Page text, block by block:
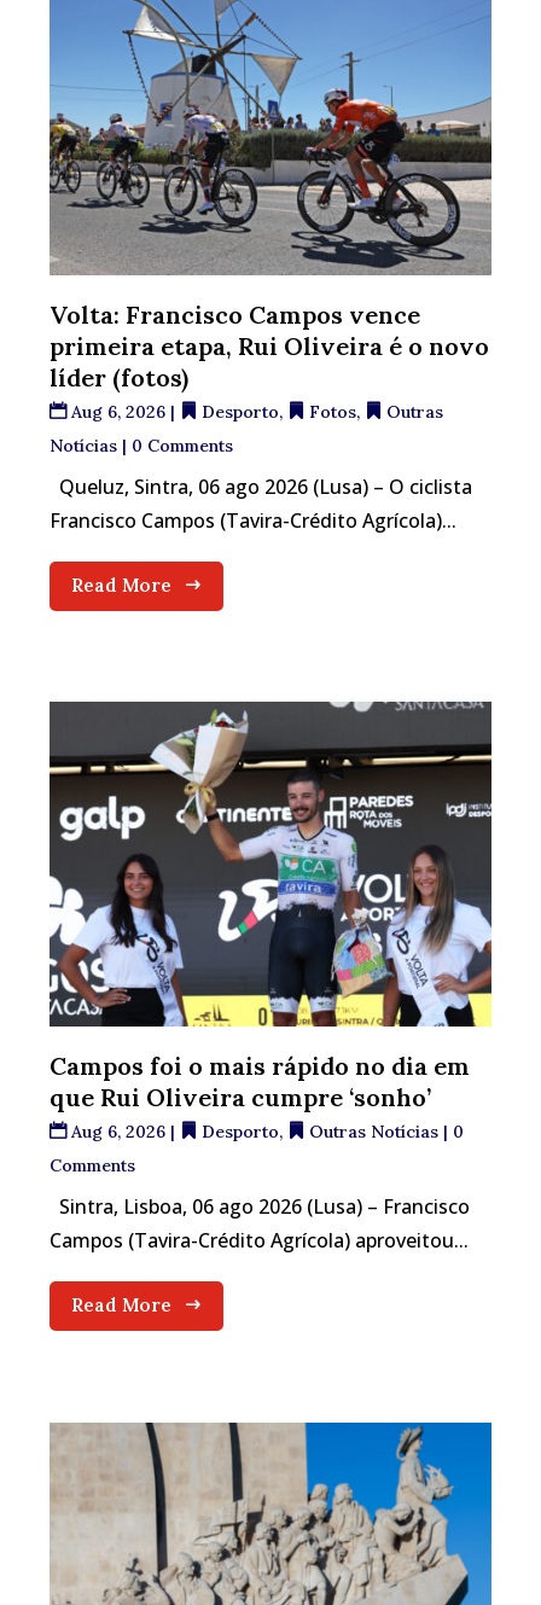
Volta: Francisco Campos vence
primeira etapa, Rui Oliveira é o novo
líder (fotos)
Aug 6, 2026 | Desporto, Fotos,
Outras
Notícias | 0 Comments
Queluz, Sintra, 06 ago 2026 (Lusa) – O ciclista
Francisco Campos (Tavira-Crédito Agrícola)...
Read More
Campos foi o mais rápido no dia em
que Rui Oliveira cumpre ‘sonho’
Aug 6, 2026 | Desporto, Outras Notícias | 0
Comments
Sintra, Lisboa, 06 ago 2026 (Lusa) – Francisco
Campos (Tavira-Crédito Agrícola) aproveitou...
Read More